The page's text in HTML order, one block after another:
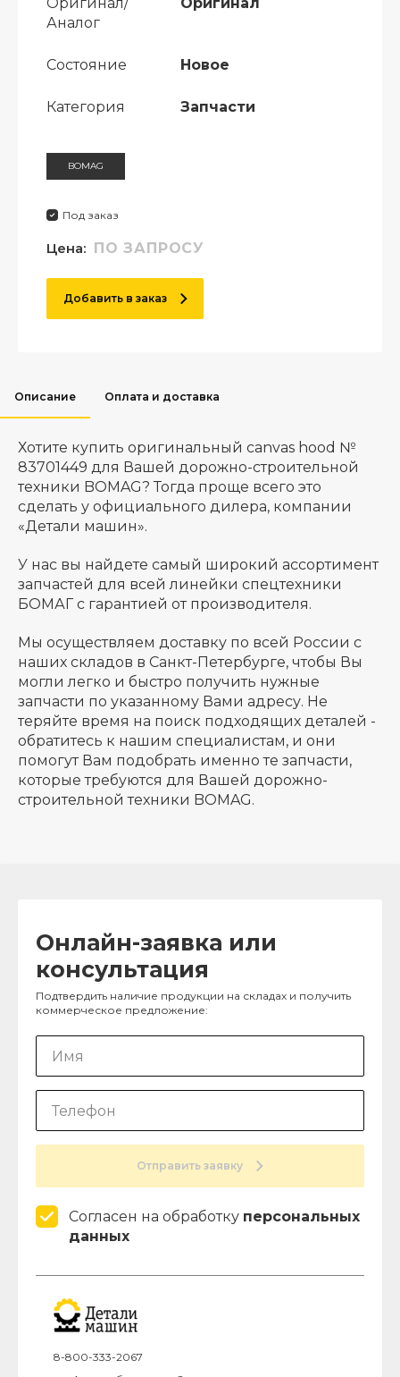
Аналог
Состояние Новое
Категория Запчасти
BOMAG
Под заказ
Цена: ПО ЗАПРОСУ
Добавить в заказ
Описание Оплата и доставка
Хотите купить оригинальный canvas hood №
83701449 для Вашей дорожно-строительной
техники BOMAG? Тогда проще всего это
сделать у официального дилера, компании
«Детали машин».
У нас вы найдете самый широкий ассортимент
запчастей для всей линейки спецтехники
БОМАГ с гарантией от производителя.
Мы осуществляем доставку по всей России с
наших складов в Санкт-Петербурге, чтобы Вы
могли легко и быстро получить нужные
запчасти по указанному Вами адресу. Не
теряйте время на поиск подходящих деталей -
обратитесь к нашим специалистам, и они
помогут Вам подобрать именно те запчасти,
которые требуются для Вашей дорожно-
строительной техники BOMAG.
Онлайн-заявка или
консультация
Подтвердить наличие продукции на складах и получить
коммерческое предложение:
Отправить заявку
Согласен на обработку персональных
данных
8-800-333-2067